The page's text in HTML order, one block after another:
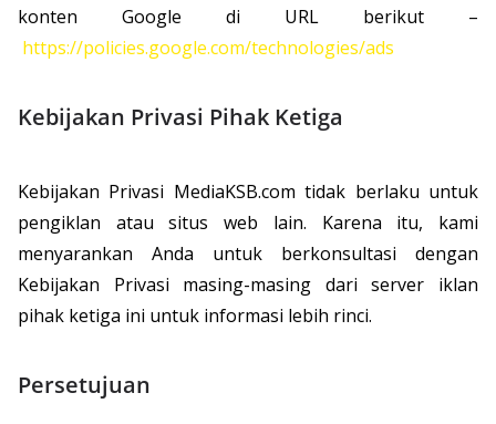
konten Google di URL berikut –
https://policies.google.com/technologies/ads
Kebijakan Privasi Pihak Ketiga
Kebijakan Privasi MediaKSB.com tidak berlaku untuk
pengiklan atau situs web lain. Karena itu, kami
menyarankan Anda untuk berkonsultasi dengan
Kebijakan Privasi masing-masing dari server iklan
pihak ketiga ini untuk informasi lebih rinci.
Persetujuan